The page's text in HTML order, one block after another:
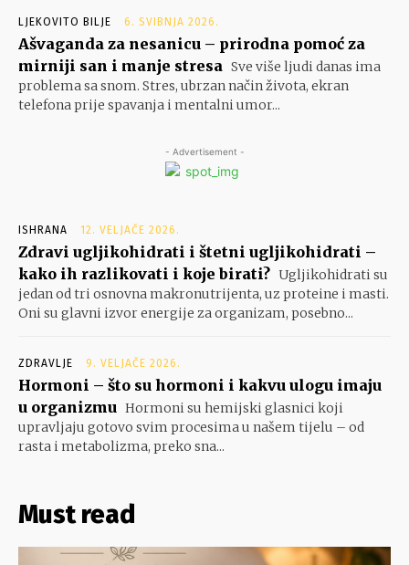
LJEKOVITO BILJE 6. SVIBNJA 2026.
Ašvaganda za nesanicu – prirodna pomoć za
mirniji san i manje stresa Sve više ljudi danas ima
problema sa snom. Stres, ubrzan način života, ekran
telefona prije spavanja i mentalni umor...
- Advertisement -
ISHRANA 12. VELJAČE 2026.
Zdravi ugljikohidrati i štetni ugljikohidrati –
kako ih razlikovati i koje birati? Ugljikohidrati su
jedan od tri osnovna makronutrijenta, uz proteine i masti.
Oni su glavni izvor energije za organizam, posebno...
ZDRAVLJE 9. VELJAČE 2026.
Hormoni – što su hormoni i kakvu ulogu imaju
u organizmu Hormoni su hemijski glasnici koji
upravljaju gotovo svim procesima u našem tijelu – od
rasta i metabolizma, preko sna...
Must read